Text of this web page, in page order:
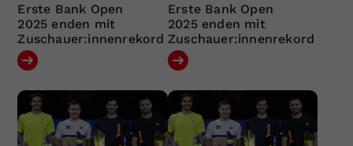
Erste Bank Open
2025 enden mit
Zuschauer:innenrekord
Erste Bank Open
2025 enden mit
Zuschauer:innenrekord